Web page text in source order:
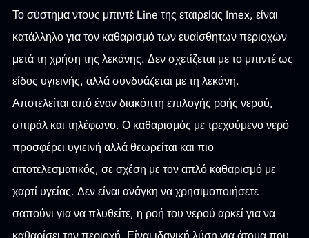
Το σύστημα ντους μπιντέ Line της εταιρείας Imex, είναι
κατάλληλο για τον καθαρισμό των ευαίσθητων περιοχών
μετά τη χρήση της λεκάνης. Δεν σχετίζεται με το μπιντέ ως
είδος υγιεινής, αλλά συνδυάζεται με τη λεκάνη.
Αποτελείται από έναν διακόπτη επιλογής ροής νερού,
σπιράλ και τηλέφωνο. Ο καθαρισμός με τρεχούμενο νερό
προσφέρει υγιεινή αλλά θεωρείται και πιο
αποτελεσματικός, σε σχέση με τον απλό καθαρισμό με
χαρτί υγείας. Δεν είναι ανάγκη να χρησιμοποιήσετε
σαπούνι για να πλυθείτε, η ροή του νερού αρκεί για να